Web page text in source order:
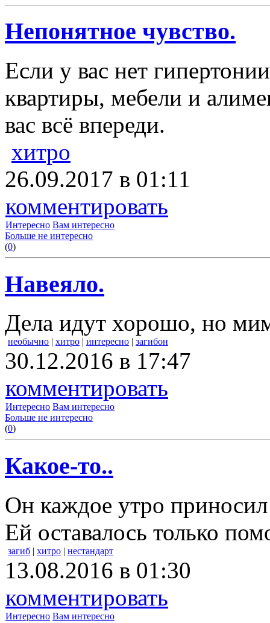
Непонятное чувство.
Если у вас нет
квартиры, мебели и
вас всё впереди.
хитро
26.09.2017 в 01:11
комментировать
Интересно Вам интересно
Больше не интересно
(0)
Навеяло.
Дела идут хорошо, но
необычно | хитро | интересно | загибон
30.12.2016 в 17:47
комментировать
Интересно Вам интересно
Больше не интересно
(0)
Какое-то..
Он каждое утро
Ей оставалось только
загиб | хитро | нестандарт
13.08.2016 в 01:30
комментировать
Интересно Вам интересно